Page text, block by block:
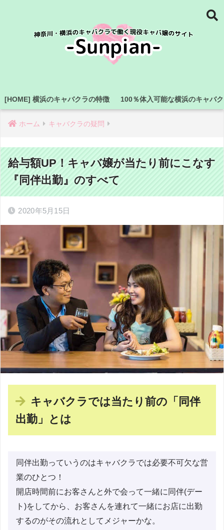
[HOME] 横浜のキャバクラの特徴 100％体入可能な横浜のキャバ
ホーム キャバクラの疑問
給与額UP！キャバ嬢が当たり前にこなす
『同伴出勤』のすべて
2020年5月15日
キャバクラでは当たり前の「同伴
出勤」とは
同伴出勤っていうのはキャバクラでは必要不可欠な営
業のひとつ！
開店時間前にお客さんと外で会って一緒に同伴(デー
ト)をしてから、お客さんを連れて一緒にお店に出勤
するのがその流れとしてメジャーかな。